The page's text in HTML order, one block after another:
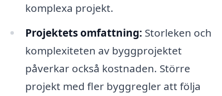
komplexa projekt.
Projektets omfattning: Storleken och
komplexiteten av byggprojektet
påverkar också kostnaden. Större
projekt med fler byggregler att följa